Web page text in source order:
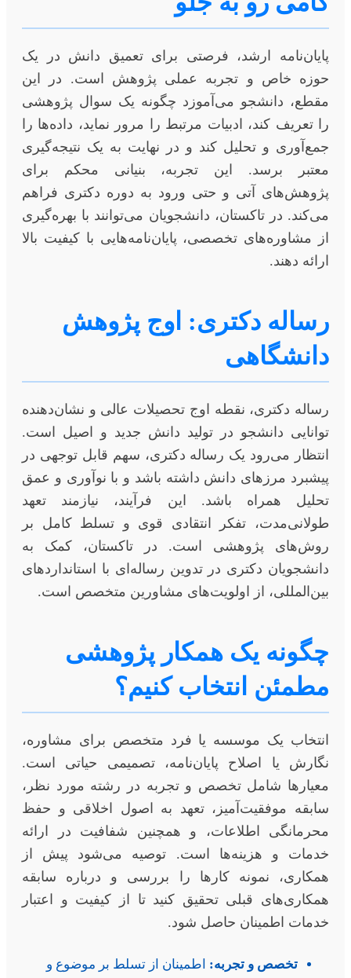
پایان‌نامه ارشد، فرصتی برای تعمیق دانش در یک
حوزه خاص و تجربه عملی پژوهش است. در این
مقطع، دانشجو می‌آموزد چگونه یک سوال پژوهشی
را تعریف کند، ادبیات مرتبط را مرور نماید، داده‌ها را
جمع‌آوری و تحلیل کند و در نهایت به یک نتیجه‌گیری
معتبر برسد. این تجربه، بنیانی محکم برای
پژوهش‌های آتی و حتی ورود به دوره دکتری فراهم
می‌کند. در تاکستان، دانشجویان می‌توانند با بهره‌گیری
از مشاوره‌های تخصصی، پایان‌نامه‌هایی با کیفیت بالا
ارائه دهند.
رساله دکتری: اوج پژوهش
دانشگاهی
رساله دکتری، نقطه اوج تحصیلات عالی و نشان‌دهنده
توانایی دانشجو در تولید دانش جدید و اصیل است.
انتظار می‌رود یک رساله دکتری، سهم قابل توجهی در
پیشبرد مرزهای دانش داشته باشد و با نوآوری و عمق
تحلیل همراه باشد. این فرآیند، نیازمند تعهد
طولانی‌مدت، تفکر انتقادی قوی و تسلط کامل بر
روش‌های پژوهشی است. در تاکستان، کمک به
دانشجویان دکتری در تدوین رساله‌ای با استانداردهای
بین‌المللی، از اولویت‌های مشاورین متخصص است.
چگونه یک همکار پژوهشی
مطمئن انتخاب کنیم؟
انتخاب یک موسسه یا فرد متخصص برای مشاوره،
نگارش یا اصلاح پایان‌نامه، تصمیمی حیاتی است.
معیارها شامل تخصص و تجربه در رشته مورد نظر،
سابقه موفقیت‌آمیز، تعهد به اصول اخلاقی و حفظ
محرمانگی اطلاعات، و همچنین شفافیت در ارائه
خدمات و هزینه‌ها است. توصیه می‌شود پیش از
همکاری، نمونه کارها را بررسی و درباره سابقه
همکاری‌های قبلی تحقیق کنید تا از کیفیت و اعتبار
خدمات اطمینان حاصل شود.
تخصص و تجربه: اطمینان از تسلط بر موضوع و